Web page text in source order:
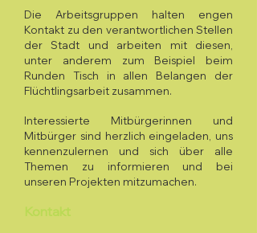
Die Arbeitsgruppen halten engen
Kontakt zu den verantwortlichen Stellen
der Stadt und arbeiten mit diesen,
unter anderem zum Beispiel beim
Runden Tisch in allen Belangen der
Flüchtlingsarbeit zusammen.
Interessierte Mitbürgerinnen und
Mitbürger sind herzlich eingeladen, uns
kennenzulernen und sich über alle
Themen zu informieren und bei
unseren Projekten mitzumachen.
Kontakt